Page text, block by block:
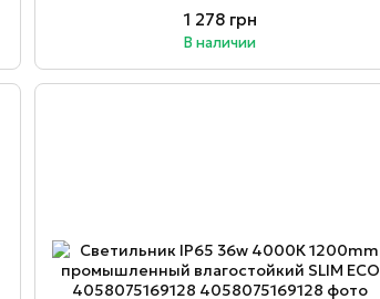
1 278 грн
В наличии